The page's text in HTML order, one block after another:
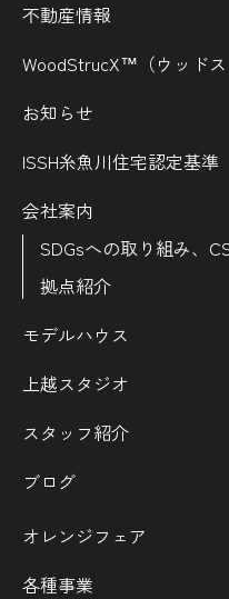
不動産情報
WoodStrucX™（ウッドス
お知らせ
ISSH糸魚川住宅認定基準
会社案内
SDGsへの取り組み、
拠点紹介
モデルハウス
上越スタジオ
スタッフ紹介
ブログ
オレンジフェア
各種事業